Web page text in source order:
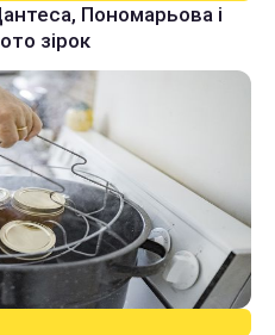
Пономарьова і
зірок